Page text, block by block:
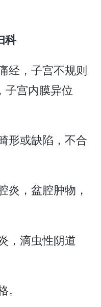
科
经，子宫不规则
子宫内膜异位
形或缺陷，不合
炎，盆腔肿物，
，滴虫性阴道